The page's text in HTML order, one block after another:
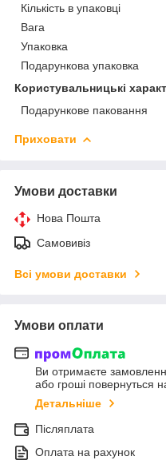
Кількість в упаковці
Вага
Упаковка
Подарункова упаковка
Користувальницькі
Подарункове паковання
Приховати
Умови доставки
Нова Пошта
Самовивіз
Всі умови доставки
Умови оплати
Ви отримаєте
або гроші повернуться
Детальніше
Післяплата
Оплата на рахунок